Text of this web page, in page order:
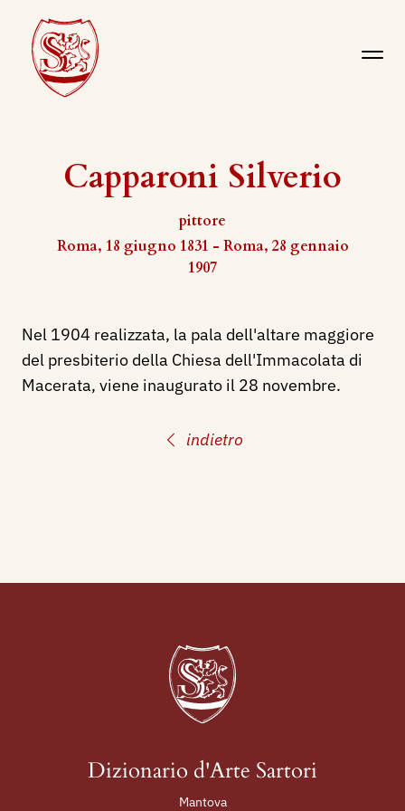
Capparoni Silverio
pittore
Roma, 18 giugno 1831 - Roma, 28 gennaio
1907
indietro
Nel 1904 realizzata, la pala dell'altare maggiore
del presbiterio della Chiesa dell'Immacolata di
Macerata, viene inaugurato il 28 novembre.
Dizionario d'Arte Sartori
Mantova